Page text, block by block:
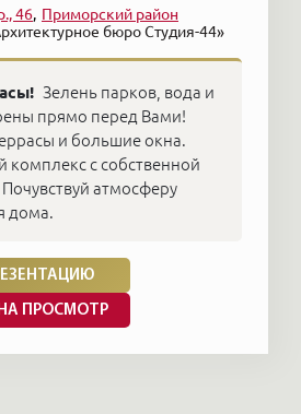
бюро Студия-44»
46 Приморский район
Зелень парков, вода и
прямо перед Вами!
и большие окна.
с собственной
атмосферу
дома.
ПРОСМОТР